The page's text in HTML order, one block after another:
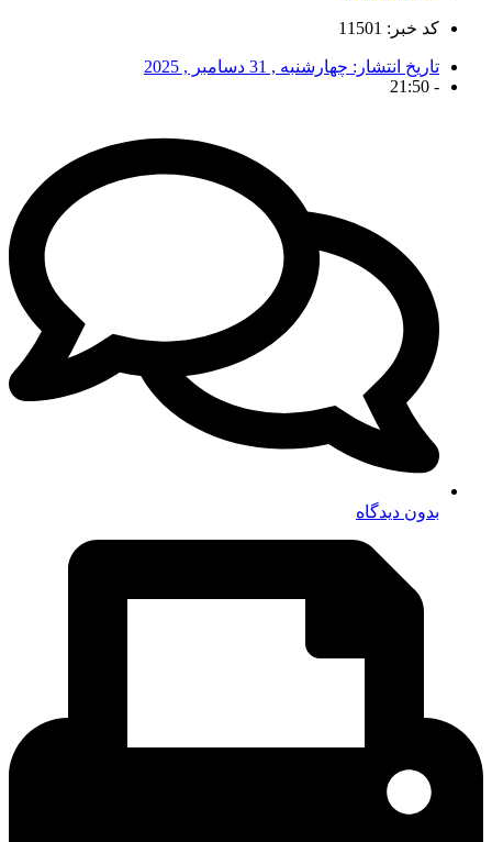
کد خبر: 11501
تاریخ انتشار: چهارشنبه , 31 دسامبر , 2025
-
21:50
بدون دیدگاه